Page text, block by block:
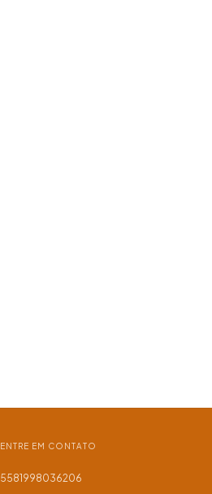
ENTRE EM CONTATO
5581998036206